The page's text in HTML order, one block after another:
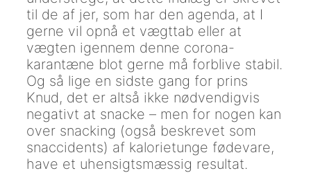
til de af jer, som har den agenda, at I
gerne vil opnå et vægttab eller at
vægten igennem denne corona-
karantæne blot gerne må forblive stabil.
Og så lige en sidste gang for prins
Knud, det er altså ikke nødvendigvis
negativt at snacke – men for nogen kan
over snacking (også beskrevet som
snaccidents) af kalorietunge fødevare,
have et uhensigtsmæssig resultat.